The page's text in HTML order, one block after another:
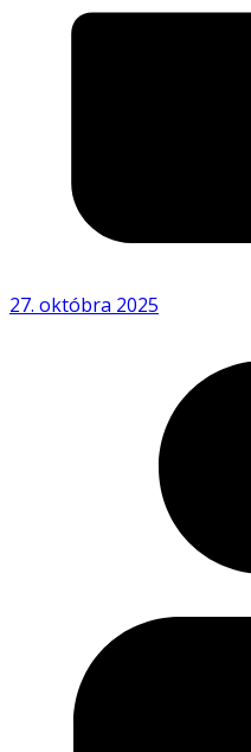
27. októbra 2025